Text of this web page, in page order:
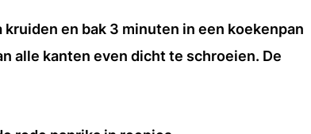
en bak 3 minuten in een koekenpan
alle kanten even dicht te schroeien. De